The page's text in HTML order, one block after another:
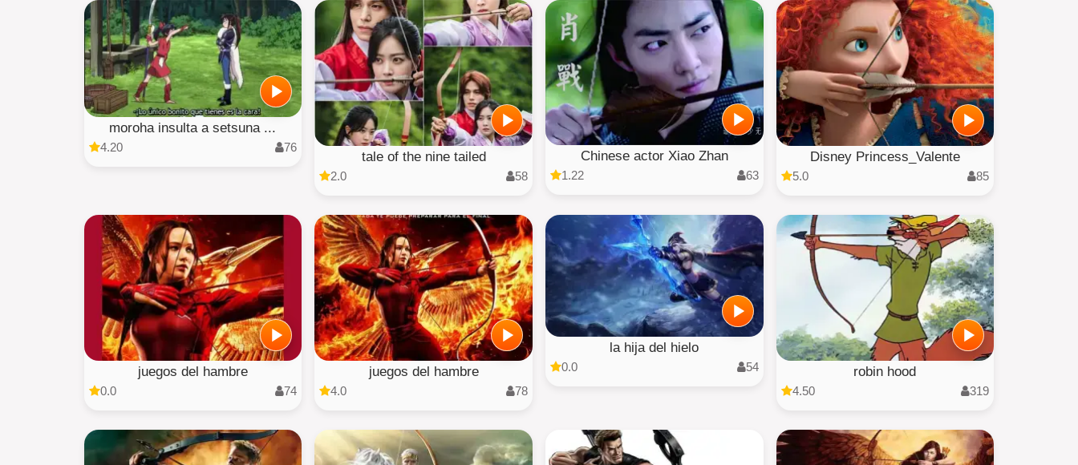
moroha insulta a setsuna ...
4.20 76
tale of the nine tailed
2.0 58
Chinese actor Xiao Zhan
1.22 63
Disney Princess_Valente
5.0 85
juegos del hambre
0.0 74
juegos del hambre
4.0 78
la hija del hielo
0.0 54 robin hood
4.50 319